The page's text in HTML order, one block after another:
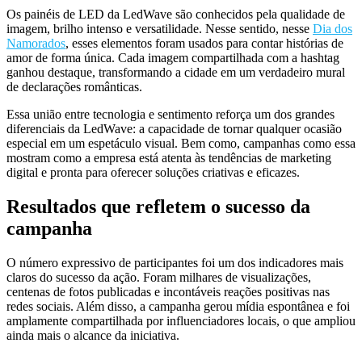
Os painéis de LED da LedWave são conhecidos pela qualidade de
imagem, brilho intenso e versatilidade. Nesse sentido, nesse Dia dos
Namorados, esses elementos foram usados para contar histórias de
amor de forma única. Cada imagem compartilhada com a hashtag
ganhou destaque, transformando a cidade em um verdadeiro mural
de declarações românticas.
Essa união entre tecnologia e sentimento reforça um dos grandes
diferenciais da LedWave: a capacidade de tornar qualquer ocasião
especial em um espetáculo visual. Bem como, campanhas como essa
mostram como a empresa está atenta às tendências de marketing
digital e pronta para oferecer soluções criativas e eficazes.
Resultados que refletem o sucesso da
campanha
O número expressivo de participantes foi um dos indicadores mais
claros do sucesso da ação. Foram milhares de visualizações,
centenas de fotos publicadas e incontáveis reações positivas nas
redes sociais. Além disso, a campanha gerou mídia espontânea e foi
amplamente compartilhada por influenciadores locais, o que ampliou
ainda mais o alcance da iniciativa.